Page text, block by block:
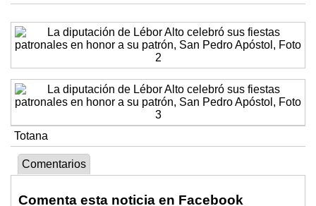
Totana
Comentarios
Comenta esta noticia en Facebook